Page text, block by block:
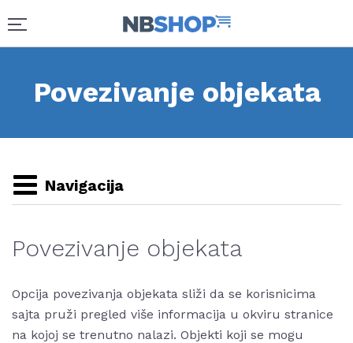
Povezivanje objekata
Navigacija
Povezivanje objekata
Opcija povezivanja objekata sliži da se korisnicima
sajta pruži pregled više informacija u okviru stranice
na kojoj se trenutno nalazi. Objekti koji se mogu